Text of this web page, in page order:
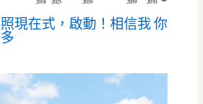
照現在式，啟動！相信我 你